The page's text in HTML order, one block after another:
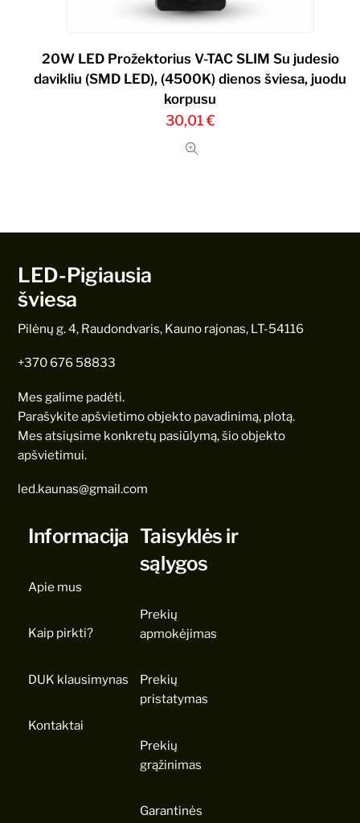
20W LED Prožektorius V-TAC SLIM Su judesio
davikliu (SMD LED), (4500K) dienos šviesa, juodu
korpusu
30,01€
LED-Pigiausia
šviesa
Pilėnų g. 4, Raudondvaris, Kauno rajonas, LT-54116
+370 676 58833
Mes galime padėti.
Parašykite apšvietimo objekto pavadinimą, plotą.
Mes atsiųsime konkretų pasiūlymą, šio objekto
apšvietimui.
led.kaunas@gmail.com
Informacija
Apie mus
Kaip pirkti?
DUK klausimynas
Kontaktai
Taisyklės ir
sąlygos
Prekių
apmokėjimas
Prekių
pristatymas
Prekių
grąžinimas
Garantinės